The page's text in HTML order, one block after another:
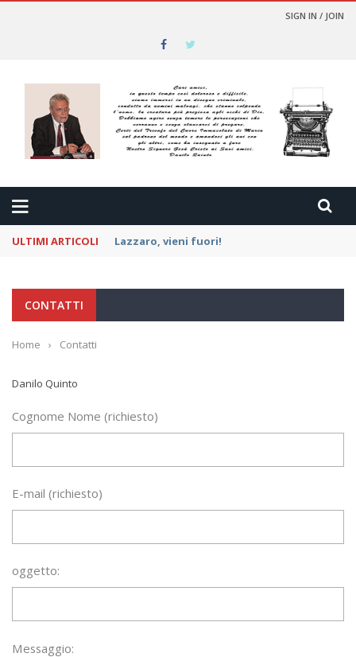
SIGN IN / JOIN
ULTIMI ARTICOLI La delicatezza per i nemici
CONTATTI
Home › Contatti
Danilo Quinto
Cognome Nome (richiesto)
E-mail (richiesto)
oggetto:
Messaggio: